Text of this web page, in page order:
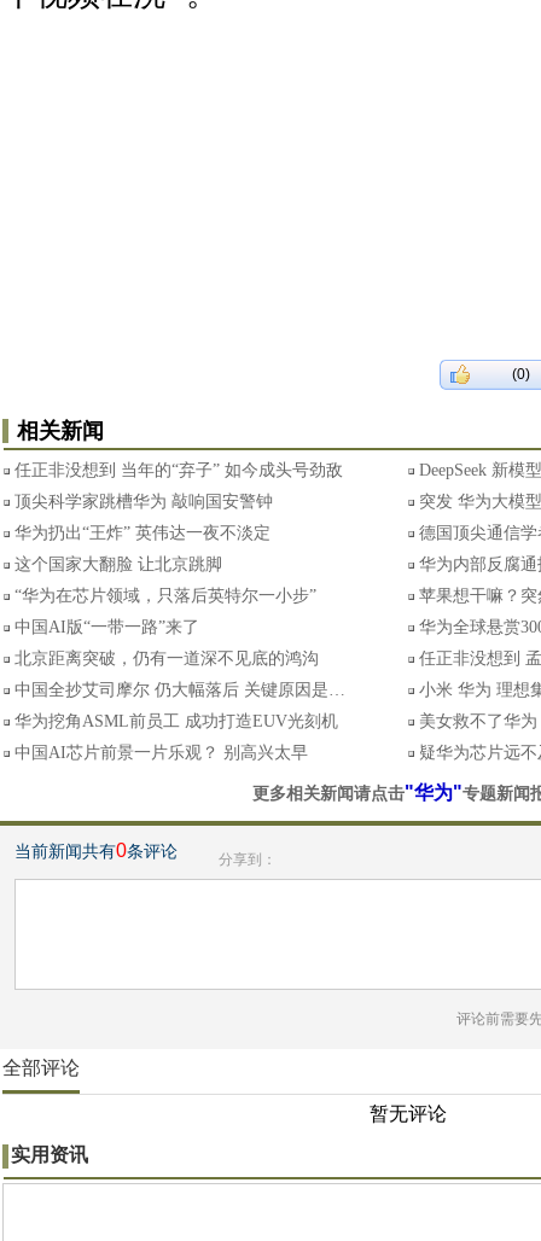
(0)
相关新闻
任正非没想到 当年的“弃子” 如今成头号劲敌
DeepSeek 新模
顶尖科学家跳槽华为 敲响国安警钟
突发 华为大模
华为扔出“王炸” 英伟达一夜不淡定
德国顶尖通信
这个国家大翻脸 让北京跳脚
华为内部反腐
“华为在芯片领域，只落后英特尔一小步”
苹果想干嘛？
中国AI版“一带一路”来了
华为全球悬赏
北京距离突破，仍有一道深不见底的鸿沟
任正非没想到
中国全抄艾司摩尔 仍大幅落后 关键原因是…
小米 华为 理想
华为挖角ASML前员工 成功打造EUV光刻机
美女救不了华
中国AI芯片前景一片乐观？ 别高兴太早
疑华为芯片远不
更多相关新闻请点击"华为"专题新闻
当前新闻共有0条评论 分享到：
评论前需要
全部评论
暂无评论
实用资讯